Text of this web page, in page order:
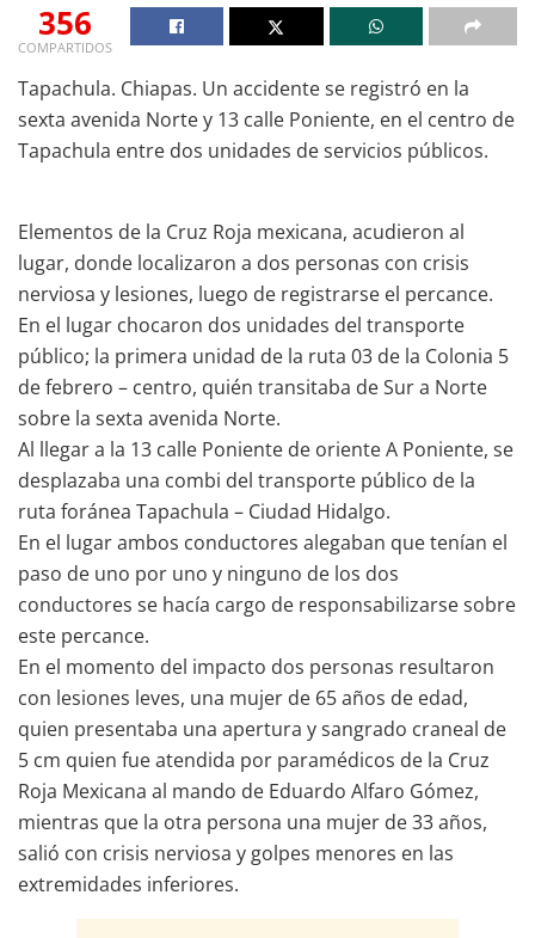
356
COMPARTIDOS
Tapachula. Chiapas. Un accidente se registró en la
sexta avenida Norte y 13 calle Poniente, en el centro de
Tapachula entre dos unidades de servicios públicos.
Elementos de la Cruz Roja mexicana, acudieron al
lugar, donde localizaron a dos personas con crisis
nerviosa y lesiones, luego de registrarse el percance.
En el lugar chocaron dos unidades del transporte
público; la primera unidad de la ruta 03 de la Colonia 5
de febrero – centro, quién transitaba de Sur a Norte
sobre la sexta avenida Norte.
Al llegar a la 13 calle Poniente de oriente A Poniente, se
desplazaba una combi del transporte público de la
ruta foránea Tapachula – Ciudad Hidalgo.
En el lugar ambos conductores alegaban que tenían el
paso de uno por uno y ninguno de los dos
conductores se hacía cargo de responsabilizarse sobre
este percance.
En el momento del impacto dos personas resultaron
con lesiones leves, una mujer de 65 años de edad,
quien presentaba una apertura y sangrado craneal de
5 cm quien fue atendida por paramédicos de la Cruz
Roja Mexicana al mando de Eduardo Alfaro Gómez,
mientras que la otra persona una mujer de 33 años,
salió con crisis nerviosa y golpes menores en las
extremidades inferiores.